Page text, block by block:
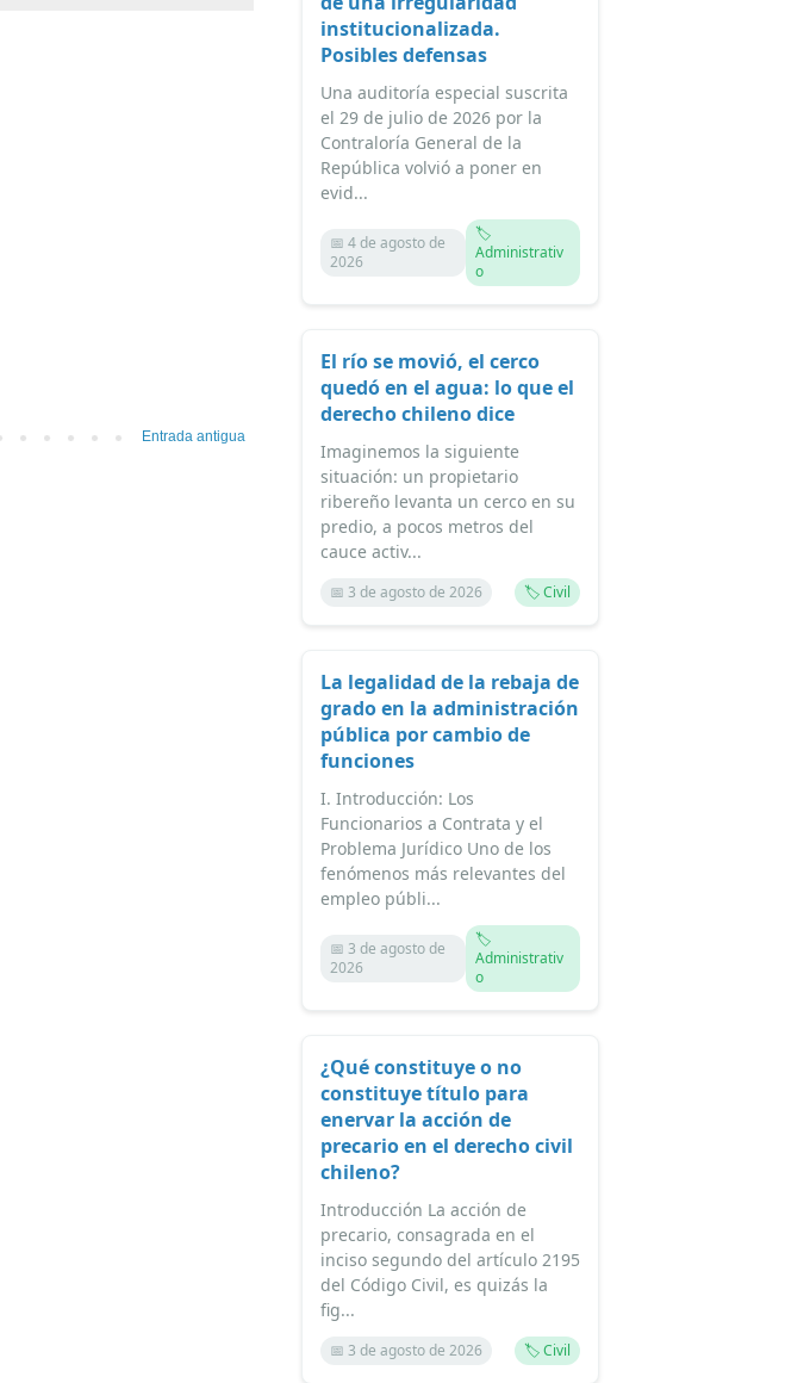
Entrada antigua
institucionalizada.
Posibles defensas
Una auditoría especial suscrita
el 29 de julio de 2026 por la
Contraloría General de la
República volvió a poner en
evid...
📅 4 de agosto de
2026
🏷️
Administrativ
o
El río se movió, el cerco
quedó en el agua: lo que el
derecho chileno dice
Imaginemos la siguiente
situación: un propietario
ribereño levanta un cerco en su
predio, a pocos metros del
cauce activ...
📅 3 de agosto de 2026 🏷️ Civil
La legalidad de la rebaja de
grado en la administración
pública por cambio de
funciones
I. Introducción: Los
Funcionarios a Contrata y el
Problema Jurídico Uno de los
fenómenos más relevantes del
empleo públi...
📅 3 de agosto de
2026
🏷️
Administrativ
o
¿Qué constituye o no
constituye título para
enervar la acción de
precario en el derecho civil
chileno?
Introducción La acción de
precario, consagrada en el
inciso segundo del artículo 2195
del Código Civil, es quizás la
fig...
📅 3 de agosto de 2026 🏷️ Civil